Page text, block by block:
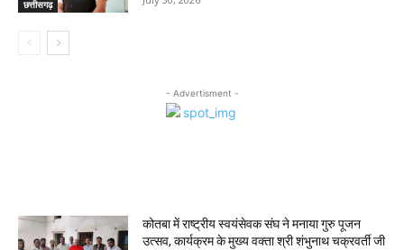
छत्तीसगढ़
- Advertisment -
कोतबा में राष्ट्रीय स्वयंसेवक संघ ने मनाया गुरु पूजन
उत्सव, कार्यक्रम के मुख्य वक्ता श्री शंभुनाथ चक्रवर्ती जी